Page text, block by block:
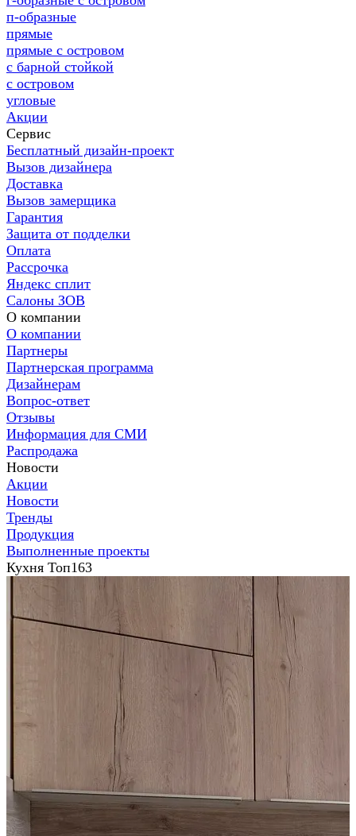
п-образные
прямые
прямые с островом
с барной стойкой
с островом
угловые
Акции
Сервис
Бесплатный дизайн-проект
Вызов дизайнера
Доставка
Вызов замерщика
Гарантия
Защита от подделки
Оплата
Рассрочка
Яндекс сплит
Салоны ЗОВ
О компании
О компании
Партнеры
Партнерская программа
Дизайнерам
Вопрос-ответ
Отзывы
Информация для СМИ
Распродажа
Новости
Акции
Новости
Тренды
Продукция
Выполненные проекты
Кухня Топ163